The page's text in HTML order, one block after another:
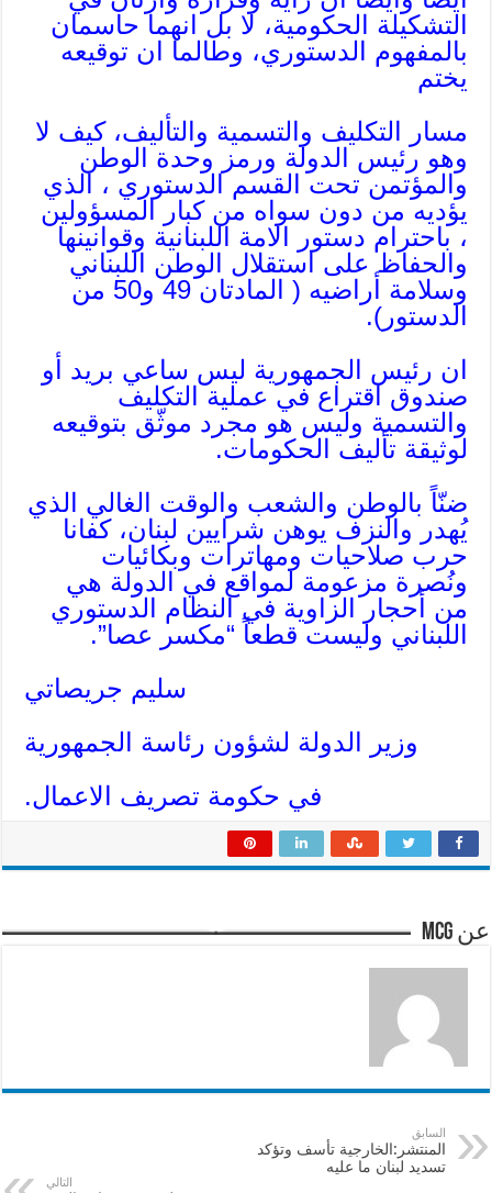
التشكيلة الحكومية، لا بل انهما حاسمان
بالمفهوم الدستوري، وطالما ان توقيعه
يختم
مسار التكليف والتسمية والتأليف، كيف لا
وهو رئيس الدولة ورمز وحدة الوطن
والمؤتمن تحت القسم الدستوري ، الذي
يؤديه من دون سواه من كبار المسؤولين
، باحترام دستور الامة اللبنانية وقوانينها
والحفاظ على استقلال الوطن اللبناني
وسلامة أراضيه ( المادتان 49 و50 من
الدستور).
ان رئيس الجمهورية ليس ساعي بريد أو
صندوق اقتراع في عملية التكليف
والتسمية وليس هو مجرد موثّق بتوقيعه
لوثيقة تأليف الحكومات.
ضنّاً بالوطن والشعب والوقت الغالي الذي
يُهدر والنزف يوهن شرايين لبنان، كفانا
حرب صلاحيات ومهاترات وبكائيات
ونُصرة مزعومة لمواقع في الدولة هي
من أحجار الزاوية في النظام الدستوري
اللبناني وليست قطعاً “مكسر عصا”.
سليم جريصاتي
وزير الدولة لشؤون رئاسة الجمهورية
في حكومة تصريف الاعمال.
عن mcg
السابق
المنتشر:الخارجية تأسف وتؤكد
تسديد لبنان ما عليه
التالي